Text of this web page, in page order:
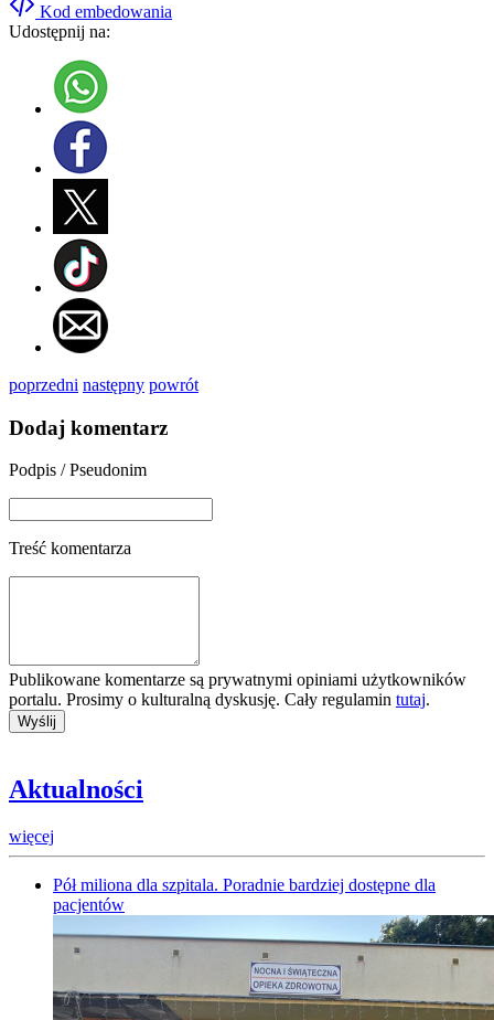
Kod embedowania
Udostępnij na:
poprzedni następny powrót
Dodaj komentarz
Podpis / Pseudonim
Treść komentarza
Publikowane komentarze są prywatnymi opiniami użytkowników
portalu. Prosimy o kulturalną dyskusję. Cały regulamin tutaj.
Aktualności
więcej
Pół miliona dla szpitala. Poradnie bardziej dostępne dla
pacjentów